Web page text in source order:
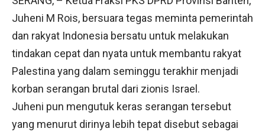
Juheni M Rois, bersuara tegas meminta pemerintah
dan rakyat Indonesia bersatu untuk melakukan
tindakan cepat dan nyata untuk membantu rakyat
Palestina yang dalam seminggu terakhir menjadi
korban serangan brutal dari zionis Israel.
Juheni pun mengutuk keras serangan tersebut
yang menurut dirinya lebih tepat disebut sebagai